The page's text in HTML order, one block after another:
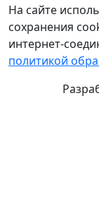
На сайте
сохранения
интернет-
политикой